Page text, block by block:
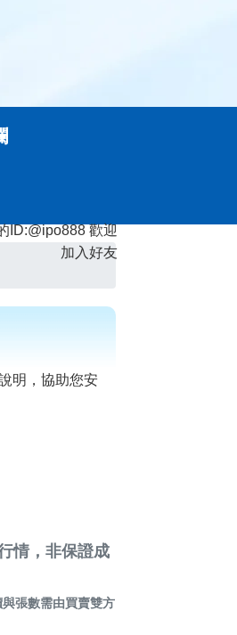
ID:@ipo888 歡迎
加入好友
明，協助您安
情，非保證成
張數需由買賣雙方